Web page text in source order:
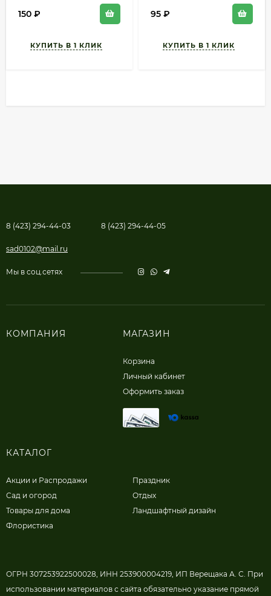
150 ₽
95 ₽
8 (423) 294-44-03 8 (423) 294-44-05
sad0102@mail.ru
Мы в соц.сетях
КОМПАНИЯ МАГАЗИН
Корзина
Личный кабинет
Оформить заказ
КАТАЛОГ
Акции и Распродажи
Сад и огород
Товары для дома
Флористика
Праздник
Отдых
Ландшафтный дизайн
ОГРН 307253922500028, ИНН 253900004219, ИП Верещака А. С. При
использовании материалов с сайта обязательно указание прямой